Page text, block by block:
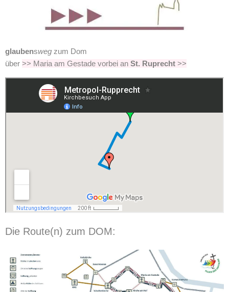
glaubensweg zum Dom
über >> Maria am Gestade vorbei an St. Ruprecht >>
Die Route(n) zum DOM: